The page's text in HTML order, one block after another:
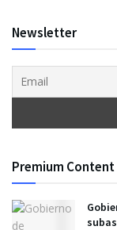
Newsletter
Premium Content